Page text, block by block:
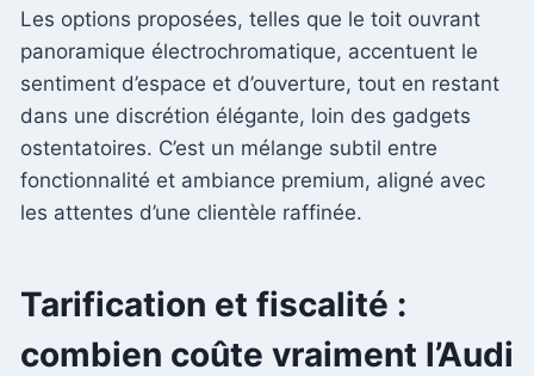
Les options proposées, telles que le toit ouvrant
panoramique électrochromatique, accentuent le
sentiment d’espace et d’ouverture, tout en restant
dans une discrétion élégante, loin des gadgets
ostentatoires. C’est un mélange subtil entre
fonctionnalité et ambiance premium, aligné avec
les attentes d’une clientèle raffinée.
Tarification et fiscalité :
combien coûte vraiment l’Audi